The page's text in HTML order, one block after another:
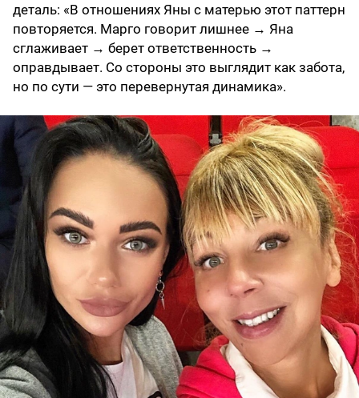
деталь: «В отношениях Яны с матерью этот паттерн
повторяется. Марго говорит лишнее → Яна
сглаживает → берет ответственность →
оправдывает. Со стороны это выглядит как забота,
но по сути — это перевернутая динамика».